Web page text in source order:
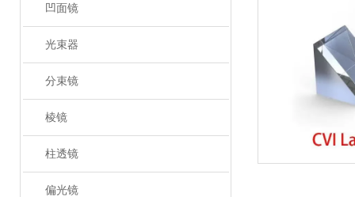
凹面镜
光束器
分束镜
棱镜
柱透镜
偏光镜